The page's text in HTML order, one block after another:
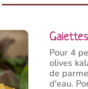
Pour 4
olives
de
d'eau.